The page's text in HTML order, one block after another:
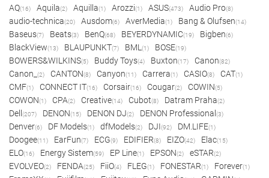
AQ(16) Aquila(2) Aquilla(1) Arozzi(1) ASUS(473) Audio Pro(8)
audio-technica(20) Ausdom(6) AverMedia(1) Bang & Olufsen(14)
Baseus(7) Beats(3) BenQ(68) BEYERDYNAMIC(19) Bigben(6)
BlackView(13) BLAUPUNKT(7) BML (1) BOSE(19)
BOWERS&WILKINS(5) Buddy Toys(4) Buxton(17) Canon(82)
Canon_ (2) CANTON(8) Canyon(11) Carrera(1) CASIO(8) CAT(1)
CMF(1) CONNECT IT(16) Corsair(16) Cougar(2) COWIN(5)
COWON(1) CPA(2) Creative(14) Cubot(8) Datram Praha(2)
Dell (207) DENON(15) DENON DJ(2) DENON Professional (3)
Denver(6) DF Models(1) dfModels(2) DJI(92) DM.LIFE(1)
Doogee(11) EarFun(7) ECG(9) EDIFIER(8) EIZO(42) Elac(15)
ELO(16) Energy Sistem(59) EP Line(1) EPSON(2) eSTAR(2)
EVOLVEO(2) FENDA(25) FiiO(4) FLEG(1) FONESTAR(1) Forever(1)